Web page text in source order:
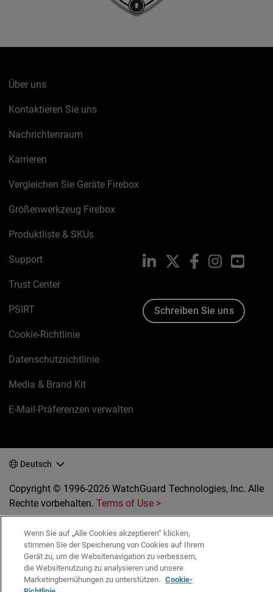
Über uns
Kontaktieren Sie uns
Nachrichtenraum
Karrieren
Vergleichen Sie Geräte Firebox
Größenwerkzeug Firebox
Produktliste & SKUs
Support
Trust Center
PSIRT
Cookie-Richtlinie
Datenschutzrichtlinie
Media & Brand Kit
E-Mail-Präferenzen verwalten
LinkedIn FacebookInstagram
Schreiben Sie uns
Deutsch
Copyright © 1996-2026 WatchGuard Technologies, Inc. Alle
Rechte vorbehalten.Terms of Use >
Wenn Sie auf „Alle Cookies akzeptieren“ klicken,
stimmen Sie der Speicherung von Cookies auf Ihrem
Gerät zu, um die Websitenavigation zu verbessern,
die Websitenutzung zu analysieren und unsere
Marketingbemühungen zu unterstützen. Cookie-